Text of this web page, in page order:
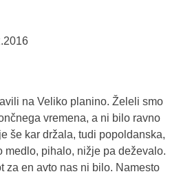
na Veliko planino. Želeli smo
vremena, a ni bilo ravno
še kar držala, tudi popoldanska,
medlo, pihalo, nižje pa deževalo.
za en avto nas ni bilo. Namesto